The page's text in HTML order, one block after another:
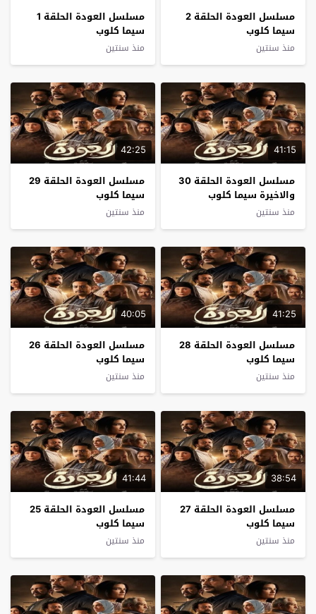
مسلسل العودة الحلقة 2
سيما كلوب
منذ سنتين
مسلسل العودة الحلقة 1
سيما كلوب
منذ سنتين
41:15
مسلسل العودة الحلقة 30
والاخيرة سيما كلوب
منذ سنتين
42:25
مسلسل العودة الحلقة 29
سيما كلوب
منذ سنتين
41:25
مسلسل العودة الحلقة 28
سيما كلوب
منذ سنتين
40:05
مسلسل العودة الحلقة 26
سيما كلوب
منذ سنتين
38:54
مسلسل العودة الحلقة 27
سيما كلوب
منذ سنتين
41:44
مسلسل العودة الحلقة 25
سيما كلوب
منذ سنتين